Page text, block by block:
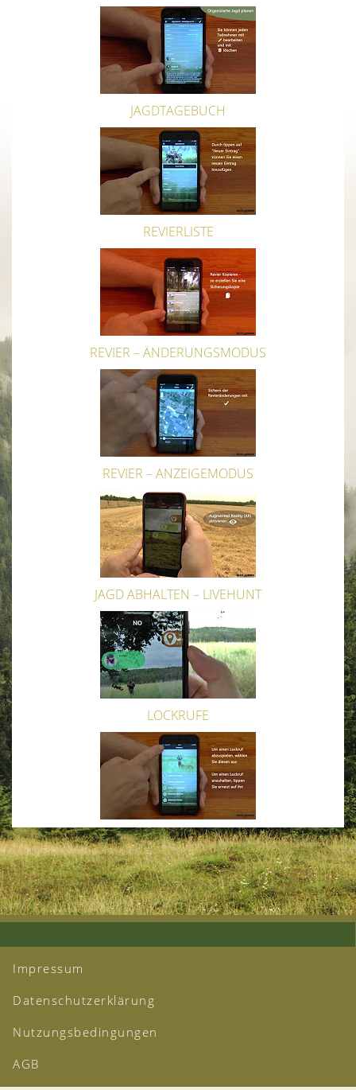
JAGDTAGEBUCH
REVIERLISTE
REVIER – ÄNDERUNGSMODUS
REVIER – ANZEIGEMODUS
JAGD ABHALTEN – LIVEHUNT
LOCKRUFE
Impressum
Datenschutzerklärung
Nutzungsbedingungen
AGB